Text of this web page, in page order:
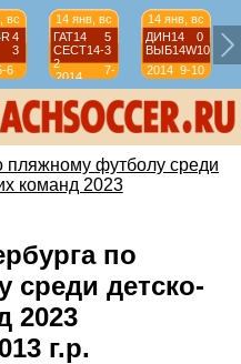
вс
4
3
6
14 янв, вс
ГАТ14
5
СЕСТ14-
2
3
2014
7-
8
14 янв, вс
ДИН14
0
ВЫБ14W10
2014 9-10
пляжному футболу среди
команд 2023
по
среди детско-
2023
г.р.